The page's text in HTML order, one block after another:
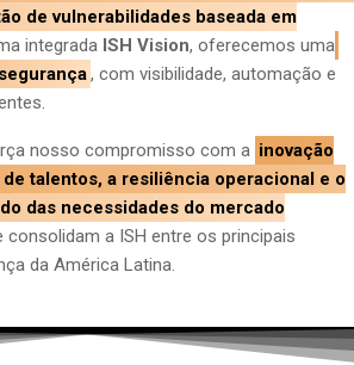
de vulnerabilidades baseada em
integrada ISH Vision, oferecemos uma
, com visibilidade, automação e
nosso compromisso com a inovação
talentos, a resiliência operacional e o
das necessidades do mercado
consolidam a ISH entre os principais
da América Latina.